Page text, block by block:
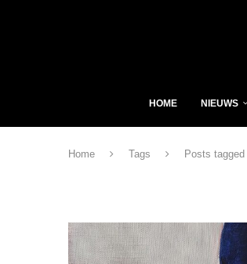
HOME NIEUWS
Home Tags Posts